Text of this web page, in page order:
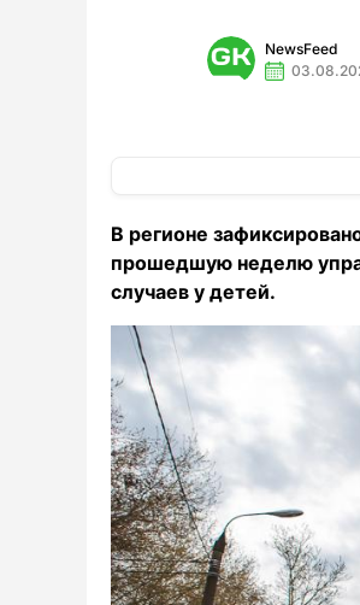
NewsFeed
В регионе
прошедшую неделю
случаев у детей.